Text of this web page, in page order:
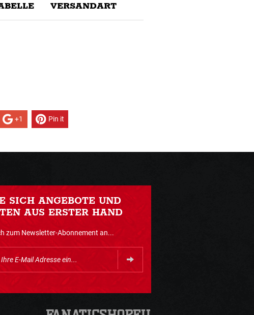
VERSANDART
+1 Pin it
SICH ANGEBOTE UND
AUS ERSTER HAND
zum Newsletter-Abonnement an...